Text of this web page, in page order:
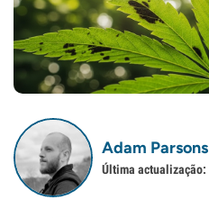
Adam Parsons
Última actualização: